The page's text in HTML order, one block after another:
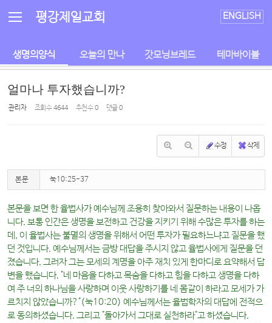
평강제일교회 ENGLISH
생명의양식 오늘의 만나 갓모닝브레드 테마바이블
얼마나 투자했습니까?
관리자 조회 수4644 추천 수0 댓글0
수정 삭제
본문 눅10:25-37
본문을 보면 한 율법사가 예수님께 조용히 찾아와서 질문하는 내용이 나옵
니다. 보통 인간은 생명을 보전하고 건강을 지키기 위해 수많은 투자를 하는
데, 이 율법사는 불멸의 생명을 위해서 어떤 투자가 필요하느냐고 질문을 했
던 것입니다. 예수님께서는 금방 대답을 주시지 않고 율법사에게 질문을 던
졌습니다. 그러자 그는 모세의 계명을 아주 재치 있게 한마디로 요약해서 답
변을 했습니다. "네 마음을 다하고 목숨을 다하고 힘을 다하고 생명을 다하
여 주 너의 하나님을 사랑하며 이웃 사랑하기를 네 몸같이 하라고 모세가 가
르치지 않았습니까?"(눅10:20) 예수님께서는 율법학자의 대답에 전적으
로 동의하셨습니다. 그리고 "돌아가서 그대로 실천하라"고 하셨습니다.